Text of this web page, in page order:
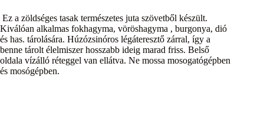
Ez a zöldséges tasak természetes juta szövetből készült.
Kiválóan alkalmas fokhagyma, vöröshagyma , burgonya, dió
és has. tárolására. Húzózsinóros légáteresztő zárral, így a
benne tárolt élelmiszer hosszabb ideig marad friss. Belső
oldala vízálló réteggel van ellátva. Ne mossa mosogatógépben
és mosógépben.